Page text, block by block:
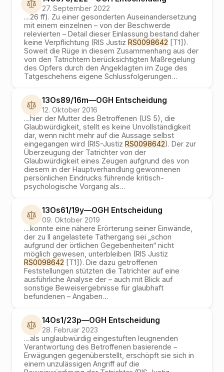
27. September 2022
…26 ff). Zu einer gesonderten Auseinandersetzung
mit einem einzelnen – von der Beschwerde
relevierten – Detail dieser Einlassung bestand daher
keine Verpflichtung (RIS Justiz RS0098642 [T1]).
Soweit die Rüge in diesem Zusammenhang aus der
von den Tatrichtern berücksichtigten Maßregelung
des Opfers durch den Angeklagten im Zuge des
Tatgeschehens eigene Schlussfolgerungen…
13Os89/16m—OGH Entscheidung
12. Oktober 2016
…hier der Mutter des Betroffenen (US 5), die
Glaubwürdigkeit, stellt es keine Unvollständigkeit
dar, wenn nicht mehr auf die Aussage selbst
eingegangen wird (RIS-Justiz RS0098642). Der zur
Überzeugung der Tatrichter von der
Glaubwürdigkeit eines Zeugen aufgrund des von
diesem in der Hauptverhandlung gewonnenen
persönlichen Eindrucks führende kritisch-
psychologische Vorgang als…
13Os61/19y—OGH Entscheidung
09. Oktober 2019
…konnte eine nähere Erörterung seiner Einwände,
der zu II angelastete Tathergang sei „schon
aufgrund der örtlichen Gegebenheiten“ nicht
möglich gewesen, unterbleiben (RIS Justiz
RS0098642 [T1]). Die dazu getroffenen
Feststellungen stützten die Tatrichter auf eine
ausführliche Analyse der – auch mit Blick auf
sonstige Beweisergebnisse für glaubhaft
befundenen – Angaben…
14Os1/23p—OGH Entscheidung
28. Februar 2023
…als unglaubwürdig eingestuften leugnenden
Verantwortung des Betroffenen basierende –
Erwägungen gegenüberstellt, erschöpft sie sich in
einem unzulässigen Angriff auf die